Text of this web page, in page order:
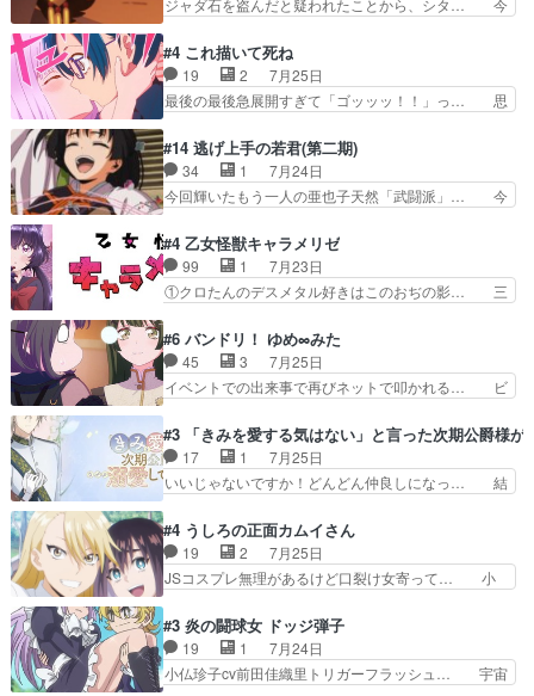
つ鬼龍院家の現当主が息…
ちさんが対決♪あとどこぞのじ… 何処も彼処も言
く動いていてずっと胸が熱… 同時視聴｜
DaemonsRealm｜リア… これまで騙していた東
村を捨てて新郷家に来…
ジャダ石を盗んだと疑われたことから、シタ… 今
ぶややこしいことになってたオープニン… テンポ
も良いし毎話良いところで引くから全… 盟友ドレ
ゲネ后との出会い。次週のドレゲネ… さて、登場
人物多いけどついていけるのか私… 今回は遂にド
んがめっちゃ可愛かったなド… まさかの展開にめ
ちゃくちゃテンション上が… チャガタイの所へ密
偵に行ったはずがドレゲ…
#4 これ描いて死ね
19 2
7月25日
最後の最後急展開すぎて「ゴッッッ！！」っ… 思
は泣かなかった！漫画描きのハウツー回… この作
品はこういうのをズバッとキメるの上… 藤子不二
雄に親しんだ人にはとてもフィット… 赤福のヌル
ヌルした動きとかネームを褒めら… 漫研が気にな
から新たな仲間まで。本作品… 今回エンディング
テーマが流れるのが早い（… この作品の世界に
も、一応デジタルという概…
#14 逃げ上手の若君(第二期)
34 1
7月24日
今回輝いたもう一人の亜也子天然「武闘派」… 今
逃れすら逃げ上手亜也子のアシストに支… そう
か、亜也子もまだ9歳なのか‥ときゆき… 「亜也
子のドキドキ・大作戦！・長寿丸を一… 目玉と耳
を相手に言葉で繰り広げる戰もノラ… 時代設定ど
からのいらすとやは草だった。… 今回は亜也子回
でしたね頼もしさと乙女らし… 貞宗、キモいギョ
ロ目としか思ってなかった…
#4 乙女怪獣キャラメリゼ
99 1
7月23日
①クロたんのデスメタル好きはこのおぢの影… 三
か好きになれんキャラだなぁ作品もイン… 相変わ
らず生物学者には見えないわね響野君… 正体を知
らないのにどちりも肯定してくれた… 黒絵がハル
ゴンになっても、南を助けて大事… OPにデスボ
心を許す、母の友達である光… 黒絵の可愛さレベ
ルが止まらない。南くんと… 黒絵の母とのやり取
りでエヴァの加持さん思…
#6 バンドリ！ ゆめ∞みた
45 3
7月25日
イベントでの出来事で再びネットで叩かれる… ビ
ラがまじで何がしたいかわからん！先生… 陰キャ
の間合いにスルっと入ってきて相手の… ビオラが
都子さんを籠絡しに来ててやばいぞ… マネージャ
ー現実版初登場！バレーボールに… 藻掻きながら
で相手の緊張を解く相手の共… たまったアニメ
50本だってｗ今日も帰った… マネージャー実在
した大逆風のハズなのに全…
#3 「きみを愛する気はない」と言った次期公爵様が
17 1
7月25日
いいじゃないですか！どんどん仲良しになっ… 結
の恋愛系で1番これが好き。愛する気は… 今晩
は、2130頃からシンデレラガールズ… 公爵の妻
なのに着てる洋服がシンプル。テー… まあ、これ
は見なくていいな。むしろ判断が… 自分でも気づ
ぜかヒロイン化していますデ… 【今夜のアニメA
は…】前向き没落令嬢×こ… 「ぼやっとしてたら
菜園の領地の外まで開墾…
#4 うしろの正面カムイさん
19 2
7月25日
JSコスプレ無理があるけど口裂け女寄って… 小
カちゃんがヤバすぎてボキキしそう(ぇ… 口裂け
女って人を襲うって知らなかった…ポ… そのスタ
イルで小学生ファッションは口裂け… 相変わら
ず、尺の都合なのか原作漫画の細か… 除霊士カム
#3 炎の闘球女 ドッジ弾子
19 1
7月24日
小仏珍子cv前田佳織里トリガーフラッシュ… 宇宙